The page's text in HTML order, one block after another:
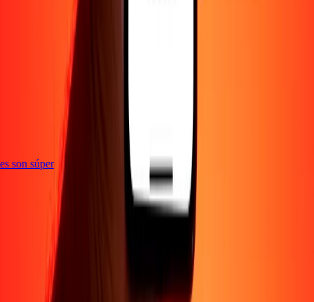
son súper
Blog Corporativo